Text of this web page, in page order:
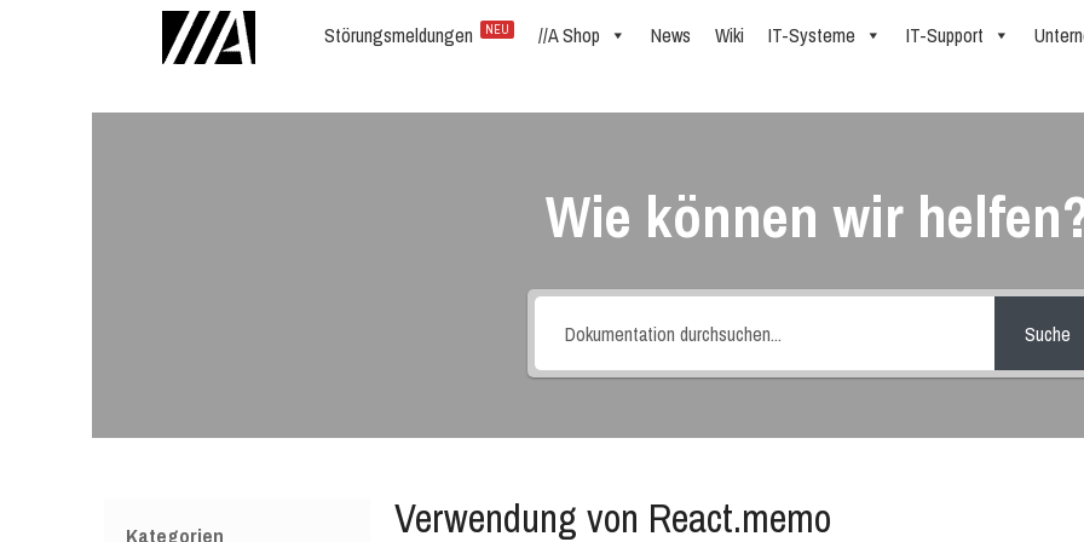
Störungsmeldungen NEU //A Shop News Wiki IT-Systeme IT-Support
Wie können wir
Suche
Kategorien Verwendung von React.memo